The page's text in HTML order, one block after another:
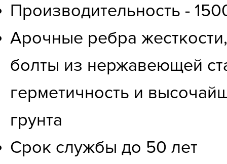
Производительность -
Арочные ребра
болты из нержавеющей
герметичность и
грунта
Срок службы до 50 лет